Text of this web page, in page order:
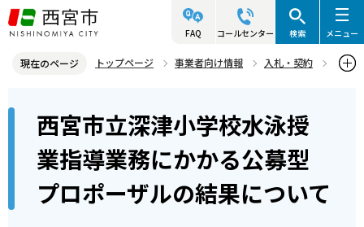
こ
の
ジ
す
FAQ コールセンター 検索 メニュー
現在のページ トップページ 事業者向け情報
入札・契約
プロポーザル等結果公表
結果について
ら
西宮市立深津小学校水泳授
業指導業務にかかる公募型
プロポーザルの結果について